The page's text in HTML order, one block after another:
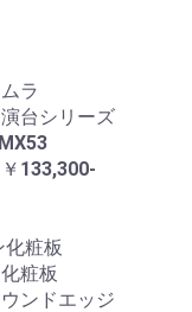
ラ
台シリーズ
133,300-
化粧板
粧板
ンドエッジ